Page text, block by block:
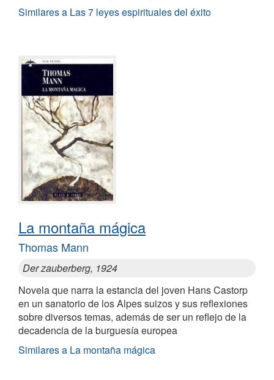
Similares a Las 7 leyes espirituales del éxito
La montaña mágica
Thomas Mann
Der zauberberg, 1924
Novela que narra la estancia del joven Hans Castorp
en un sanatorio de los Alpes suizos y sus reflexiones
sobre diversos temas, además de ser un reflejo de la
decadencia de la burguesía europea
Similares a La montaña mágica